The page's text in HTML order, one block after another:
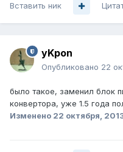
Вставить ник
yKpon
Опубликовано 22
было такое, заменил блок
конвертора, уже 1.5 года
Изменено 22 октября,